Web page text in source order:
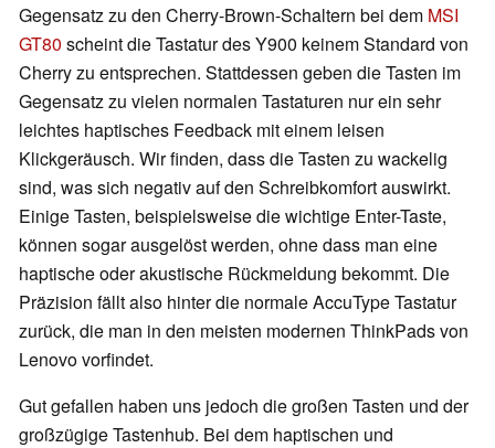
Gegensatz zu den Cherry-Brown-Schaltern bei dem MSI
GT80 scheint die Tastatur des Y900 keinem Standard von
Cherry zu entsprechen. Stattdessen geben die Tasten im
Gegensatz zu vielen normalen Tastaturen nur ein sehr
leichtes haptisches Feedback mit einem leisen
Klickgeräusch. Wir finden, dass die Tasten zu wackelig
sind, was sich negativ auf den Schreibkomfort auswirkt.
Einige Tasten, beispielsweise die wichtige Enter-Taste,
können sogar ausgelöst werden, ohne dass man eine
haptische oder akustische Rückmeldung bekommt. Die
Präzision fällt also hinter die normale AccuType Tastatur
zurück, die man in den meisten modernen ThinkPads von
Lenovo vorfindet.
Gut gefallen haben uns jedoch die großen Tasten und der
großzügige Tastenhub. Bei dem haptischen und